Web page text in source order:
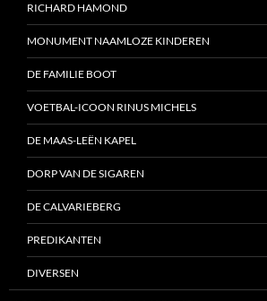
RICHARD HAMOND
MONUMENT NAAMLOZE KINDEREN
DE FAMILIE BOOT
VOETBAL-ICOON RINUS MICHELS
DE MAAS-LEËN KAPEL
DORP VAN DE SIGAREN
DE CALVARIEBERG
PREDIKANTEN
DIVERSEN